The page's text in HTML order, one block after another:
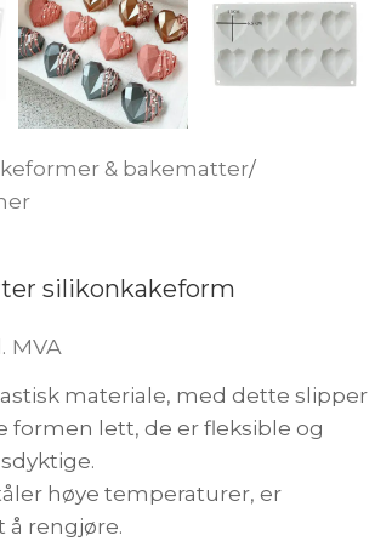
& bakematter/
silikonkakeform
MVA
materiale, med dette slipper
formen lett, de er fleksible og
høye temperaturer, er
å rengjøre.